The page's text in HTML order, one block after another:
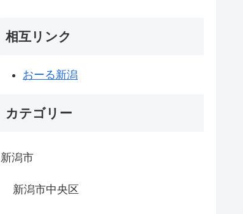
相互リンク
おーる新潟
カテゴリー
新潟市
新潟市中央区